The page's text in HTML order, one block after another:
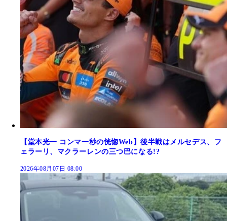
【堂本光一 コンマ一秒の恍惚Web】後半戦はメルセデス、フ
ェラーリ、マクラーレンの三つ巴になる!?
2026年08月07日 08:00